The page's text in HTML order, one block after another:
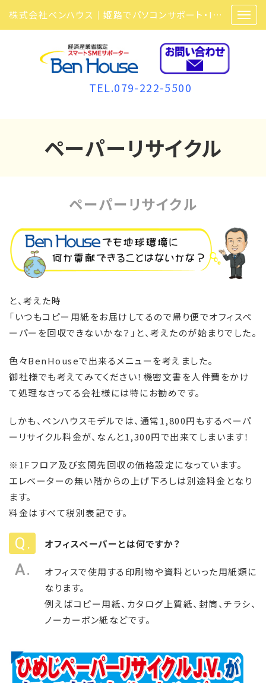
株式会社ベンハウス｜姫路でパソコンサポート・ITサポート・ITセキュリティ・複合機・ビジネスフォンなら弊社にお任せ
TEL.079-222-5500
ペーパーリサイクル
ペーパーリサイクル
と、考えた時
「いつもコピー用紙をお届けしてるので帰り便でオフィスペ
ーパーを回収できないかな？」と、考えたのが始まりでした。
色々BenHouseで出来るメニューを考えました。
御社様でも考えてみてください！機密文書を人件費をかけ
て処理なさってる会社様には特にお勧めです。
しかも、ベンハウスモデルでは、通常1,800円もするペーパ
ーリサイクル料金が、なんと1,300円で出来てしまいます！
※1Fフロア及び玄関先回収の価格設定になっています。
エレベーターの無い階からの上げ下ろしは別途料金となり
ます。
料金はすべて税別表記です。
オフィスペーパーとは何ですか？
オフィスで使用する印刷物や資料といった用紙類に
なります。
例えばコピー用紙、カタログ上質紙、封筒、チラシ、
ノーカーボン紙などです。